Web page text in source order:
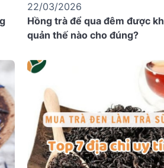
22/03/2026
Hồng trà để qua đêm được
quản thế nào cho đúng?